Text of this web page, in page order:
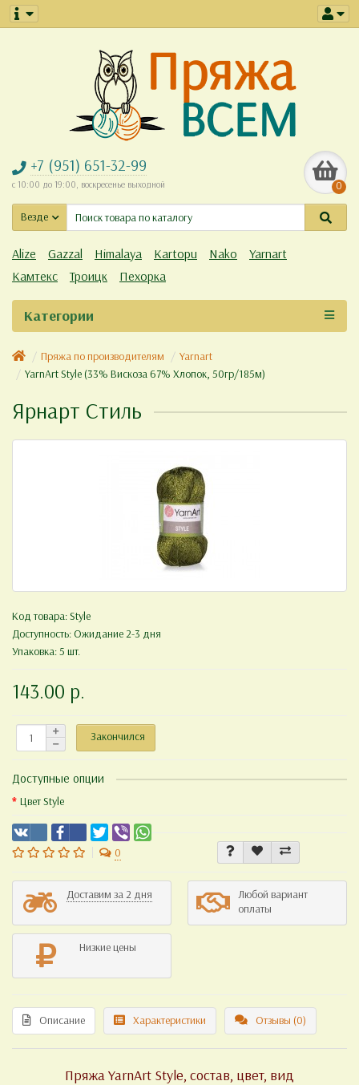
+7 (951) 651-32-99
с 10:00 до 19:00, воскресенье выходной 0
Везде
Alize Gazzal Himalaya Kartopu Nako
Yarnart
Камтекс
Троицк Пехорка
Категории
Пряжа по производителям
Yarnart
YarnArt Style (33% Вискоза 67% Хлопок, 50гр/185м)
Ярнарт Стиль
Код товара:Style
Доступность: Ожидание 2-3 дня
Упаковка: 5 шт.
143.00 р.
Закончился
Доступные опции
Цвет Style
0
Доставим за 2 дня
Любой вариант
оплаты
Низкие цены
Описание Характеристики Отзывы (0)
Пряжа YarnArt Style, состав, цвет, вид